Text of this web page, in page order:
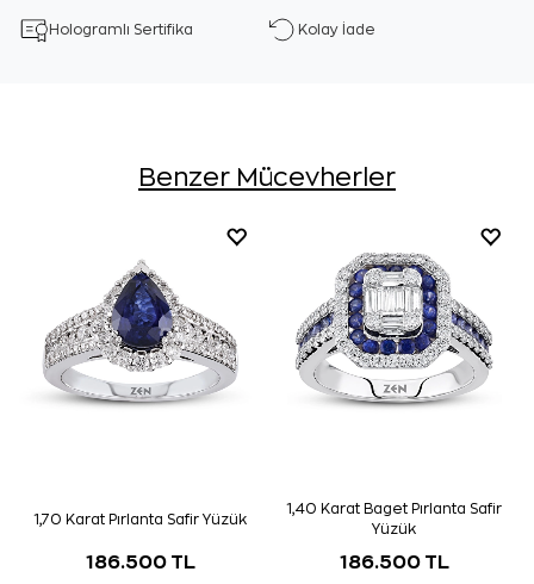
Hologramlı Sertifika Kolay İade
Benzer Mücevherler
1,70 Karat Pırlanta Safir Yüzük
186.500 TL
1,40 Karat Baget Pırlanta Safir
Yüzük
186.500 TL